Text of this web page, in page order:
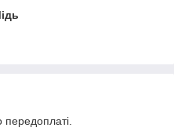
передоплаті.